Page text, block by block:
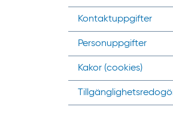
Kontaktuppgifter
Personuppgifter
Kakor (cookies)